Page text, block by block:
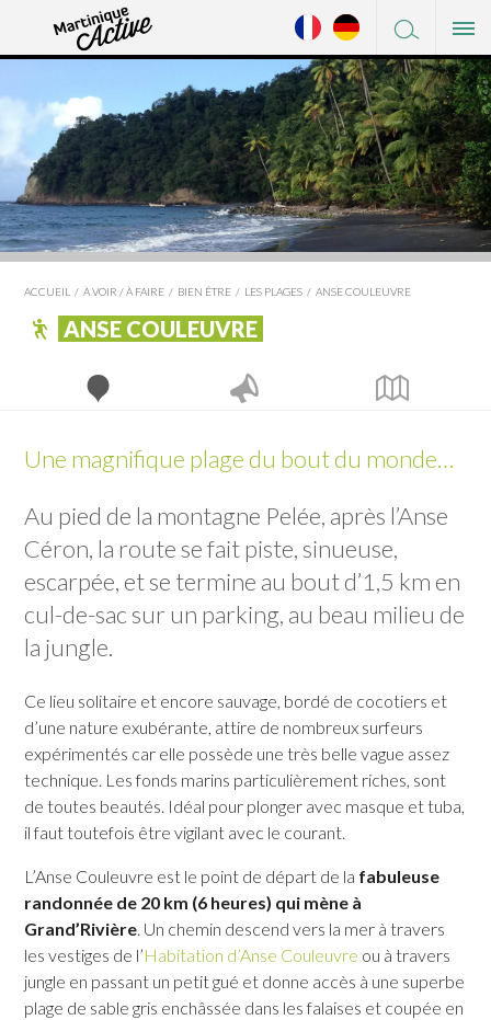
TWITTER
PINTEREST
×
L'AJOUPA-BOUILLON
LES ANSES-D'ARLET
DUCOS
FONDS-SAINT-DENIS
FORT-DE-FRANCE
LE FRANÇOIS
GRAND'RIVIÈRE
GROS-MORNE
LE LAMENTIN
MACOUBA
LE MARIGOT
LE MARIN
LE MORNE-VERT
LE PRÊCHEUR
RIVIÈRE-PILOTE
RIVIÈRE-SALÉE
SAINTE-ANNE
SAINTE-LUCE
SAINTE-MARIE
DÉCOUVRIR
OÙ DORMIR
OÙ MANGER
À VOIR / À FAIRE
SHOPPING
SERVICES
PRATIQUE
ACCUEIL À VOIR / À FAIRE BIEN ÊTRE LES PLAGES ANSE COULEUVRE
ANSE COULEUVRE
Une magnifique plage du bout du monde…
Au pied de la montagne Pelée, après l’Anse
Céron, la route se fait piste, sinueuse,
escarpée, et se termine au bout d’1,5 km en
cul-de-sac sur un parking, au beau milieu de
la jungle.
Ce lieu solitaire et encore sauvage, bordé de cocotiers et
d’une nature exubérante, attire de nombreux surfeurs
expérimentés car elle possède une très belle vague assez
technique. Les fonds marins particulièrement riches, sont
de toutes beautés. Idéal pour plonger avec masque et tuba,
il faut toutefois être vigilant avec le courant.
L’Anse Couleuvre est le point de départ de la fabuleuse
randonnée de 20 km (6 heures) qui mène à
Grand’Rivière. Un chemin descend vers la mer à travers
les vestiges de l’Habitation d’Anse Couleuvre ou à travers
jungle en passant un petit gué et donne accès à une superbe
plage de sable gris enchâssée dans les falaises et coupée en